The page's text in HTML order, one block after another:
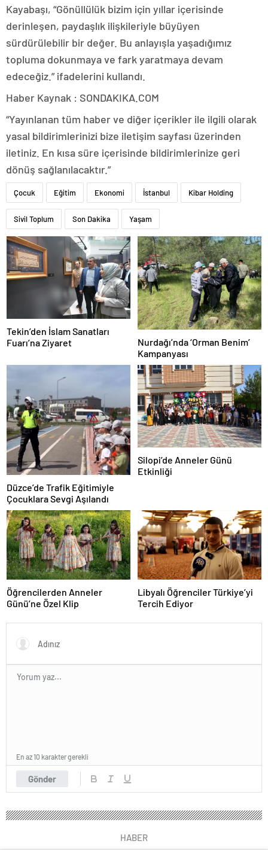
Kayabaşı, “Gönüllülük bizim için yıllar içerisinde
derinleşen, paydaşlık ilişkileriyle büyüyen
sürdürülebilir bir değer. Bu anlayışla yaşadığımız
topluma dokunmaya ve fark yaratmaya devam
edeceğiz.” ifadelerini kullandı.
Haber Kaynak : SONDAKIKA.COM
“Yayınlanan tüm haber ve diğer içerikler ile ilgili olarak
yasal bildirimlerinizi bize iletişim sayfası üzerinden
iletiniz. En kısa süre içerisinde bildirimlerinize geri
dönüş sağlanılacaktır.”
Çocuk Eğitim Ekonomi İstanbul Kibar Holding
Sivil Toplum Son Dakika Yaşam
Tekin’den İslam Sanatları
Fuarı’na Ziyaret
Nurdağı’nda ‘Orman Benim’
Kampanyası
Düzce’de Trafik Eğitimiyle
Çocuklara Sevgi Aşılandı
Silopi’de Anneler Günü
Etkinliği
Öğrencilerden Anneler
Günü’ne Özel Klip
Libyalı Öğrenciler Türkiye’yi
Tercih Ediyor
Gönder
En az 10 karakter gerekli
HABER